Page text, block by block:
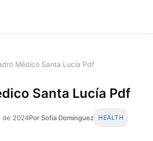
Médico Santa Lucía Pdf
Santa Lucía Pdf
de 2024Por Sofía Domínguez HEALTH